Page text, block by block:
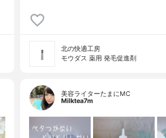
北の快適工房
モウダス 薬用 発毛促進剤
美容ライターたまにMC
Milktea7m